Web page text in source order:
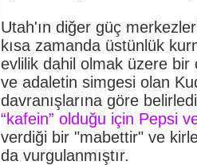
Utah'ın diğer güç
kısa zamanda üstünlük
evlilik dahil olmak üzere bir
ve adaletin simgesi olan
davranışlarına göre
“kafein” olduğu için Pepsi
verdiği bir "mabettir" ve
da vurgulanmıştır.